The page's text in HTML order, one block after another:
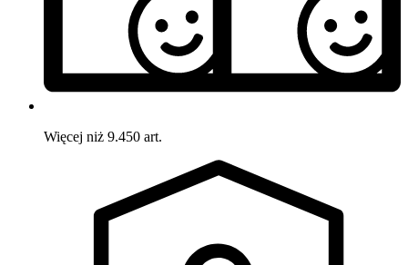
Więcej niż 9.450 art.